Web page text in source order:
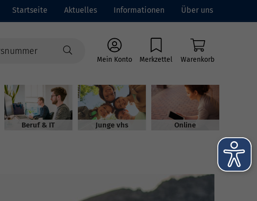
Startseite Aktuelles Informationen Über uns
Mein Konto Merkzettel Warenkorb
Beruf & IT Junge vhs Online